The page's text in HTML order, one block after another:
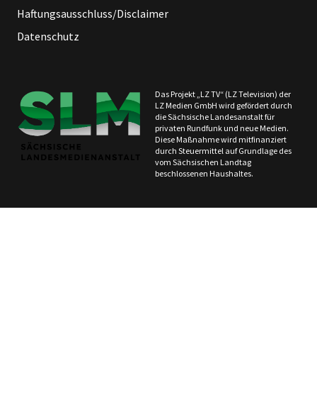
Haftungsausschluss/Disclaimer
Datenschutz
Das Projekt „LZ TV“ (LZ Television) der
LZ Medien GmbH wird gefördert durch
die Sächsische Landesanstalt für
privaten Rundfunk und neue Medien.
Diese Maßnahme wird mitfinanziert
durch Steuermittel auf Grundlage des
vom Sächsischen Landtag
beschlossenen Haushaltes.